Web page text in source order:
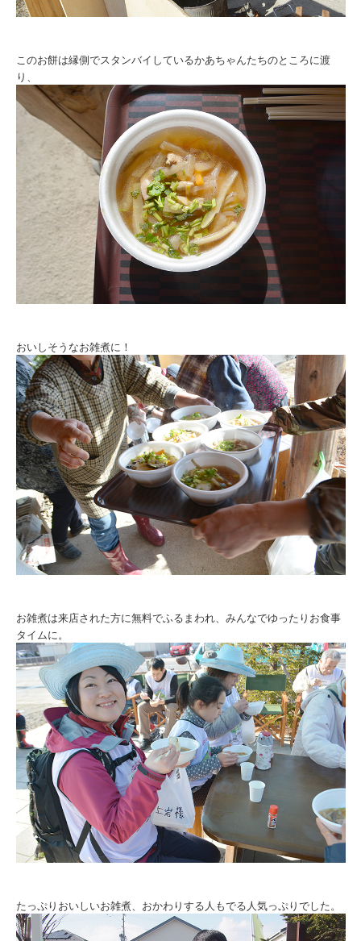
このお餅は縁側でスタンバイしているかあちゃんたちのところに渡
り、
おいしそうなお雑煮に！
お雑煮は来店された方に無料でふるまわれ、みんなでゆったりお食事
タイムに。
たっぷりおいしいお雑煮、おかわりする人もでる人気っぷりでした。